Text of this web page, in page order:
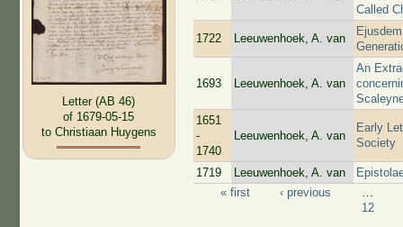
Letter (AB 46)
of 1679-05-15
to Christiaan Huygens
Called
1722 Leeuwenhoek, A. van
1693 Leeuwenhoek, A. van
An
1651
-
1740
Leeuwenhoek, A. van
Early
Society
1719 Leeuwenhoek, A. van
Pages
« first ‹ previous
12